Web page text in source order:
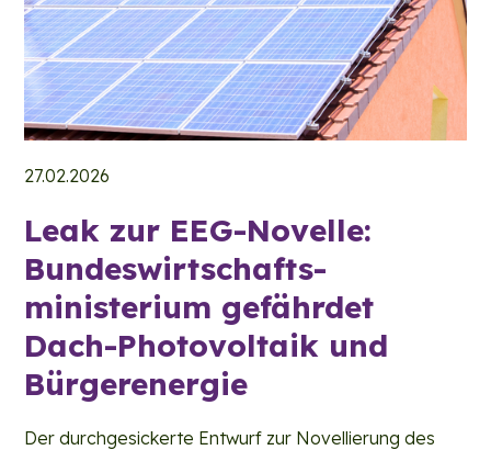
27.02.2026
Leak zur EEG-Novelle:
Bundes­wirtschafts­
ministerium gefährdet
Dach-Photovoltaik und
Bürgerenergie
Der durchgesickerte Entwurf zur Novellierung des